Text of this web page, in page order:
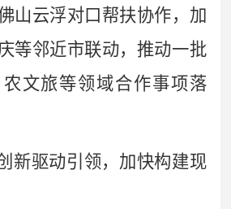
山云浮对口帮扶协作，加
等邻近市联动，推动一批
文旅等领域合作事项落
新驱动引领，加快构建现